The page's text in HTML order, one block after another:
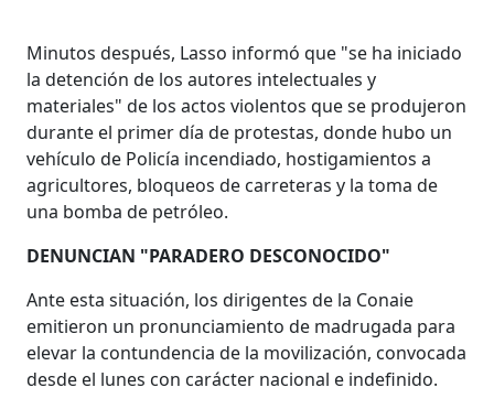
Minutos después, Lasso informó que "se ha iniciado
la detención de los autores intelectuales y
materiales" de los actos violentos que se produjeron
durante el primer día de protestas, donde hubo un
vehículo de Policía incendiado, hostigamientos a
agricultores, bloqueos de carreteras y la toma de
una bomba de petróleo.
DENUNCIAN "PARADERO DESCONOCIDO"
Ante esta situación, los dirigentes de la Conaie
emitieron un pronunciamiento de madrugada para
elevar la contundencia de la movilización, convocada
desde el lunes con carácter nacional e indefinido.